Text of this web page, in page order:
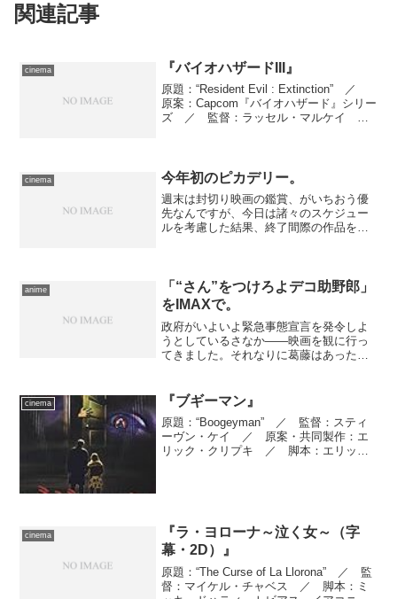
関連記事
cinema 『バイオハザードIII』
原題：“Resident Evil : Extinction” ／
原案：Capcom『バイオハザード』シリー
ズ ／ 監督：ラッセル・マルケイ
cinema 今年初のピカデリー。
週末は封切り映画の鑑賞、がいちおう優
先なんですが、今日は諸々のスケジュー
ルを考慮した結果、終了間際の作品を選
ー。鑑賞したのは、森田芳光...
anime
「“さん”をつけろよデコ助野郎」
をIMAXで。
政府がいよいよ緊急事態宣言を発令しよ
うとしているさなか――映画を観に行っ
てきました。それなりに葛藤はあったん
で脚を運ぶ」というスタンスを取ること
に決めていたので、ギリ...
cinema 『ブギーマン』
原題：“Boogeyman” ／ 監督：スティ
ーヴン・ケイ ／ 原案・共同製作：エ
リック・クリプキ ／ 脚本：エリッ
cinema
『ラ・ヨローナ～泣く女～（字
幕・2D）』
原題：“The Curse of La Llorona” ／ 監
督：マイケル・チャベス ／ 脚本：ミ